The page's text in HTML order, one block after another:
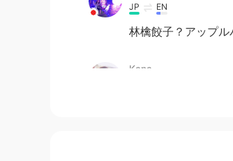
JP EN
林檎餃子？アップル
Kana